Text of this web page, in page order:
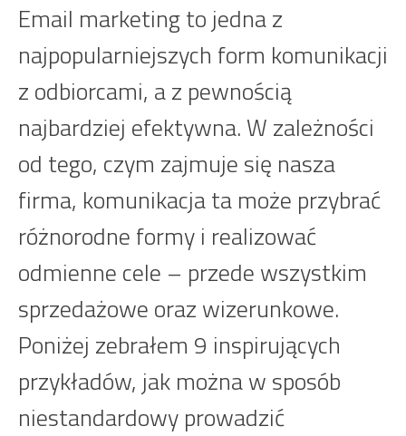
Email marketing to jedna z
najpopularniejszych form komunikacji
z odbiorcami, a z pewnością
najbardziej efektywna. W zależności
od tego, czym zajmuje się nasza
firma, komunikacja ta może przybrać
różnorodne formy i realizować
odmienne cele – przede wszystkim
sprzedażowe oraz wizerunkowe.
Poniżej zebrałem 9 inspirujących
przykładów, jak można w sposób
niestandardowy prowadzić